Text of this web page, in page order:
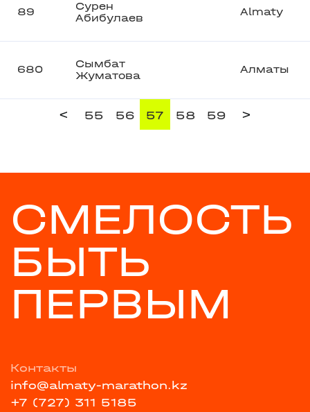
89
Сурен
Абибулаев
Almaty
680
Сымбат
Жуматова
Алматы
< 55 56 57 58 59 >
СМЕЛОСТЬ
БЫТЬ
ПЕРВЫМ
Контакты
info@almaty-marathon.kz
+7 (727) 311 5185